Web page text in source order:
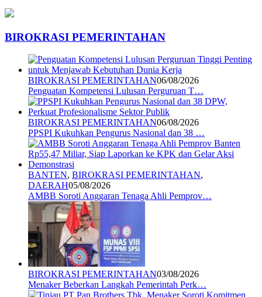
BIROKRASI PEMERINTAHAN
BIROKRASI PEMERINTAHAN06/08/2026
Penguatan Kompetensi Lulusan Perguruan T…
BIROKRASI PEMERINTAHAN06/08/2026
PPSPI Kukuhkan Pengurus Nasional dan 38 …
BANTEN, BIROKRASI PEMERINTAHAN,
DAERAH05/08/2026
AMBB Soroti Anggaran Tenaga Ahli Pemprov…
BIROKRASI PEMERINTAHAN03/08/2026
Menaker Beberkan Langkah Pemerintah Perk…